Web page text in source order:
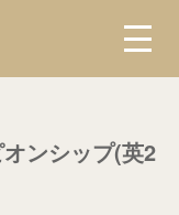
オンシップ(英2